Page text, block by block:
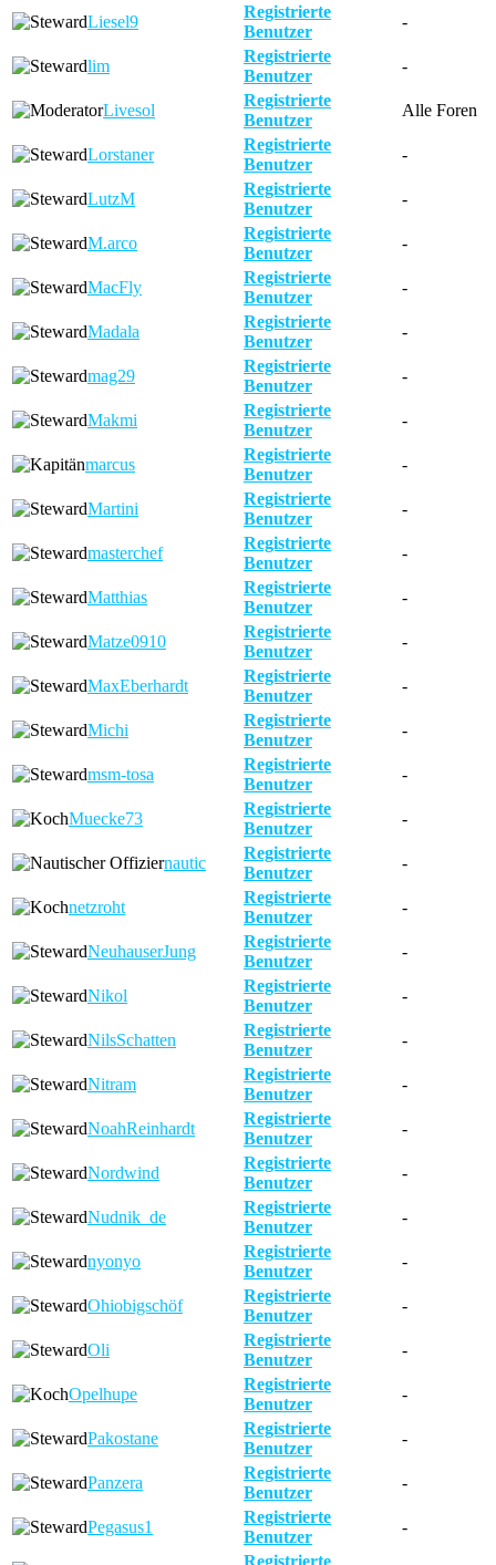
Liesel9
Registrierte
Benutzer
-
lim
Registrierte
Benutzer
-
Livesol
Registrierte
Benutzer
Alle Foren
Lorstaner
Registrierte
Benutzer
-
LutzM
Registrierte
Benutzer
-
M.arco
Registrierte
Benutzer
-
MacFly
Registrierte
Benutzer
-
Madala
Registrierte
Benutzer
-
mag29
Registrierte
Benutzer
-
Makmi
Registrierte
Benutzer
-
marcus
Registrierte
Benutzer
-
Martini
Registrierte
Benutzer
-
masterchef
Registrierte
Benutzer
-
Matthias
Registrierte
Benutzer
-
Matze0910
Registrierte
Benutzer
-
MaxEberhardt
Registrierte
Benutzer
-
Michi
Registrierte
Benutzer
-
msm-tosa
Registrierte
Benutzer
-
Muecke73
Registrierte
Benutzer
-
nautic
Registrierte
Benutzer
-
netzroht
Registrierte
Benutzer
-
NeuhauserJung
Registrierte
Benutzer
-
Nikol
Registrierte
Benutzer
-
NilsSchatten
Registrierte
Benutzer
-
Nitram
Registrierte
Benutzer
-
NoahReinhardt
Registrierte
Benutzer
-
Nordwind
Registrierte
Benutzer
-
Nudnik_de
Registrierte
Benutzer
-
nyonyo
Registrierte
Benutzer
-
Ohiobigschöf
Registrierte
Benutzer
-
Oli
Registrierte
Benutzer
-
Opelhupe
Registrierte
Benutzer
-
Pakostane
Registrierte
Benutzer
-
Panzera
Registrierte
Benutzer
-
Pegasus1
Registrierte
Benutzer
-
Registrierte